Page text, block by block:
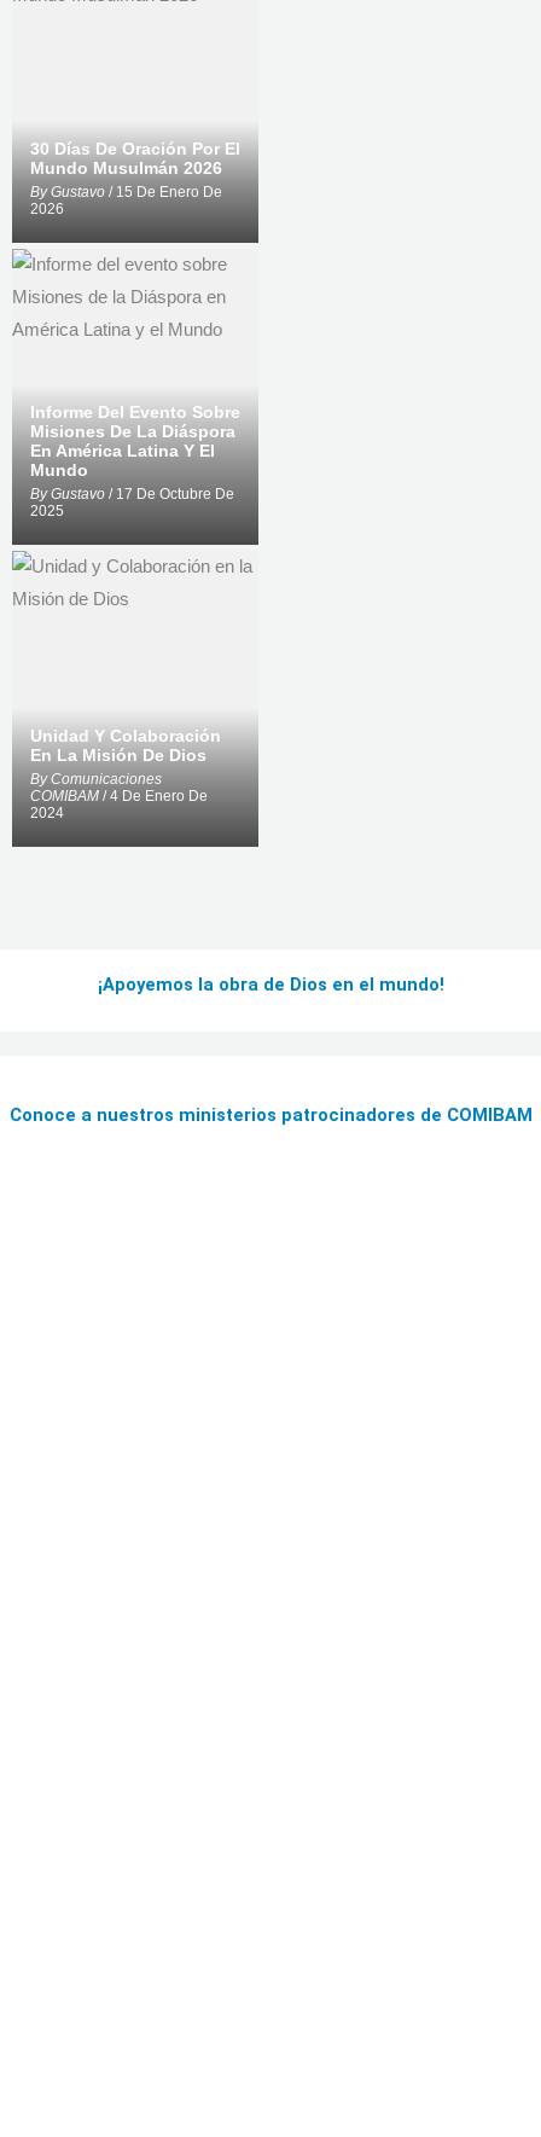
30 Días De Oración Por El
Mundo Musulmán 2026
ByGustavo / 15 De Enero De
2026
Informe Del Evento Sobre
Misiones De La Diáspora
En América Latina Y El
Mundo
ByGustavo / 17 De Octubre De
2025
Unidad Y Colaboración
En La Misión De Dios
ByComunicaciones
COMIBAM / 4 De Enero De
2024
¡Apoyemos la obra de Dios en el mundo!
Conoce a nuestros ministerios patrocinadores de COMIBAM